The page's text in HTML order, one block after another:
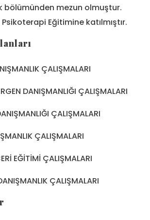
bölümünden mezun olmuştur.
Eğitimine katılmıştır.
ÇALIŞMALARI
DANIŞMANLIĞI ÇALIŞMALARI
ÇALIŞMALARI
ÇALIŞMALARI
EĞİTİMİ ÇALIŞMALARI
ÇALIŞMALARI